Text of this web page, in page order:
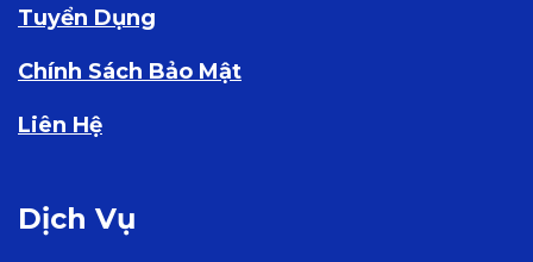
Tuyển Dụng
Chính Sách Bảo Mật
Liên Hệ
Dịch Vụ